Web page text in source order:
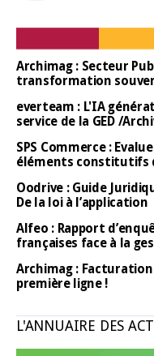
Archimag : Secteur
transformation
everteam : L'IA
service de la GED /
SPS Commerce :
éléments constitutifs
Oodrive : Guide
De la loi à l’application
Alfeo : Rapport
françaises face à la
Archimag :
première ligne !
L'ANNUAIRE DES